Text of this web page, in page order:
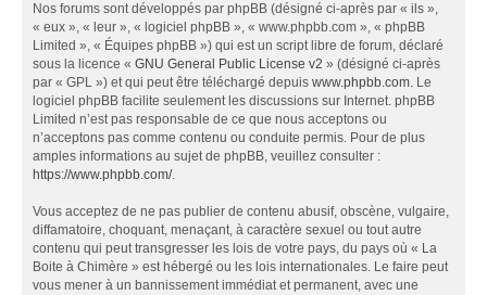
Nos forums sont développés par phpBB (désigné ci-après par « ils »,
« eux », « leur », « logiciel phpBB », « www.phpbb.com », « phpBB
Limited », « Équipes phpBB ») qui est un script libre de forum, déclaré
sous la licence « GNU General Public License v2 » (désigné ci-après
par « GPL ») et qui peut être téléchargé depuis www.phpbb.com. Le
logiciel phpBB facilite seulement les discussions sur Internet. phpBB
Limited n’est pas responsable de ce que nous acceptons ou
n’acceptons pas comme contenu ou conduite permis. Pour de plus
amples informations au sujet de phpBB, veuillez consulter :
https://www.phpbb.com/.
Vous acceptez de ne pas publier de contenu abusif, obscène, vulgaire,
diffamatoire, choquant, menaçant, à caractère sexuel ou tout autre
contenu qui peut transgresser les lois de votre pays, du pays où « La
Boite à Chimère » est hébergé ou les lois internationales. Le faire peut
vous mener à un bannissement immédiat et permanent, avec une